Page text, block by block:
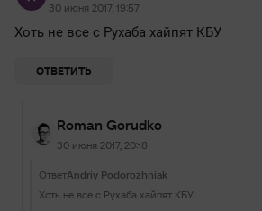
30 июня 2017, 19:57
Хоть не все с Рухаба хайпят КБУ
ОТВЕТИТЬ
Roman Gorudko
30 июня 2017, 20:18
ОтветAndriy Podorozhniak
Хоть не все с Рухаба хайпят КБУ